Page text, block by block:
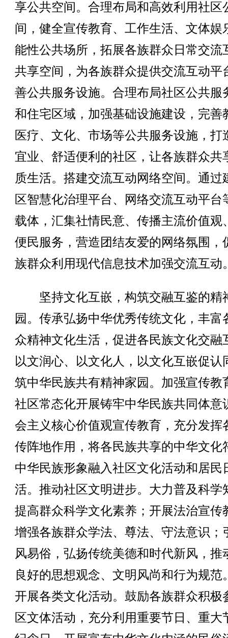
享公共空间。合理布局和高效利用社区
间，健全宣传教育、工作生活、文体娱
能性公共场所，拓展各族群众日常交流
共享空间，为各族群众提供交流互动平
善公共服务设施。合理布局社区公共服
和住宅区域，加强基础设施建设，完善
医疗、文化、市场等公共服务设施，打
宜业、舒适便利的社区，让各族群众共
质生活。搭建交流互动网络空间。通过
区智慧化治理平台、网络交流互动平台
载体，汇集社情民意、传播主流价值观
便民服务，营造团结友爱的网络氛围，
族群众利用现代信息技术加强交流互动
坚持文化互嵌，构筑交融互鉴的精
园。传承弘扬中华优秀传统文化，丰富
众精神文化生活，促进各民族文化交融
以文润心、以文化人，以文化互嵌促认
筑中华民族共有精神家园。加强宣传教
社区常态化开展铸牢中华民族共同体意
会主义核心价值观宣传教育，充分发挥
传阵地作用，将各民族共享的中华文化
中华民族形象融入社区文化活动和居民
活。推动社区文明进步。大力普及科学
提高群众科学文化素养；开展法治宣传
增强各族群众学法、尊法、守法意识；
风易俗，弘扬传统美德和时代新风，推
良好的思想观念、文明风尚和行为规范
开展各类文化活动。鼓励各族群众积极
区文体活动，充分利用重要节日、重大